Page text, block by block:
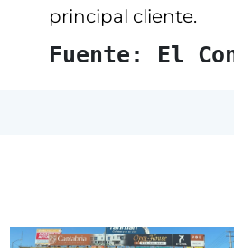
principal cliente.
Fuente: El